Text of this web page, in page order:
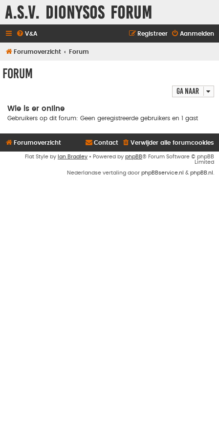
A.S.V. Dionysos Forum
V&A Aanmelden
Registreer
Forumoverzicht Forum
Forum
Ga naar
Wie is er online
Gebruikers op dit forum: Geen geregistreerde gebruikers en 1 gast
Forumoverzicht Verwijder alle forumcookies
Contact
Flat Style by Ian Bradley • Powered by phpBB® Forum Software © phpBB
Limited
Nederlandse vertaling door phpBBservice.nl & phpBB.nl .